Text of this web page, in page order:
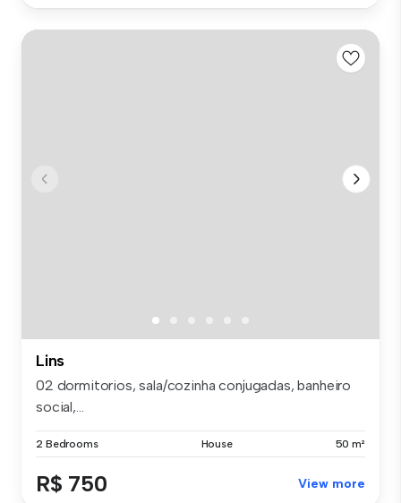
Lins
02 dormitorios, sala/cozinha conjugadas, banheiro
social,...
2 Bedrooms House 50 m²
R$ 750 View more